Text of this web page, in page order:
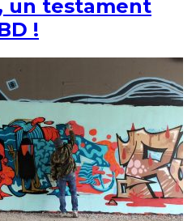
un testament
!